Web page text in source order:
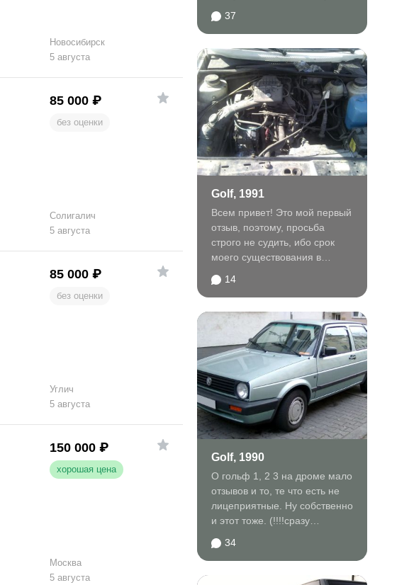
Новосибирск
5 августа
85 000 ₽
без оценки
Солигалич
5 августа
85 000 ₽
без оценки
Углич
5 августа
150 000 ₽
хорошая цена
Москва
5 августа
37
Golf, 1991
Всем привет! Это мой первый
отзыв, поэтому, просьба
строго не судить, ибо срок
моего существования в
пока...
14
Golf, 1990
О гольф 1, 2 3 на дроме мало
отзывов и то, те что есть не
лицеприятные. Ну собственно
и этот тоже. (!!!!сразу
34